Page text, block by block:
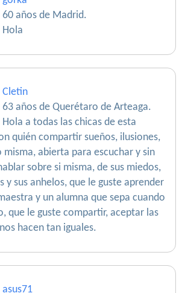
60 años de Madrid.
Hola
Cletin
63 años de Querétaro de Arteaga.
Hola a todas las chicas de esta
quién compartir sueños, ilusiones,
misma, abierta para escuchar y sin
sobre si misma, de sus miedos,
y sus anhelos, que le guste aprender
y un alumna que sepa cuando
que le guste compartir, aceptar las
hacen tan iguales.
asus71